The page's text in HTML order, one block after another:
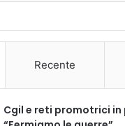
k
Recente
Cgil e reti promotrici in